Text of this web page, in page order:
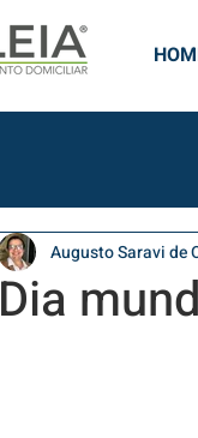
Dia
Augusto Saravi de